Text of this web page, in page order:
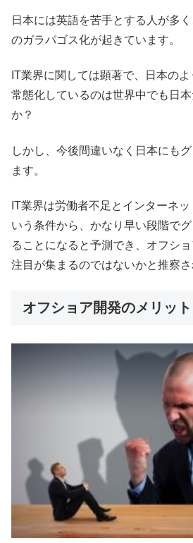
日本には英語を苦手とする人が多
のガラパゴス化が起きています。
IT業界に関しては顕著で、日本の
常態化しているのは世界中でも日
か？
しかし、今後間違いなく日本にも
ます。
IT業界は労働者不足とインターネ
いう条件から、かなり早い段階で
ることになると予測でき、オフシ
注目が集まるのではないかと推察さ
オフショア開発のメリッ